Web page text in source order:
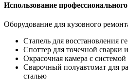
Использование
Оборудование для кузовного
Стапель для восстановления
Споттер для точечной сварки
Окрасочная камера с
Сварочный полуавтомат для
сталью